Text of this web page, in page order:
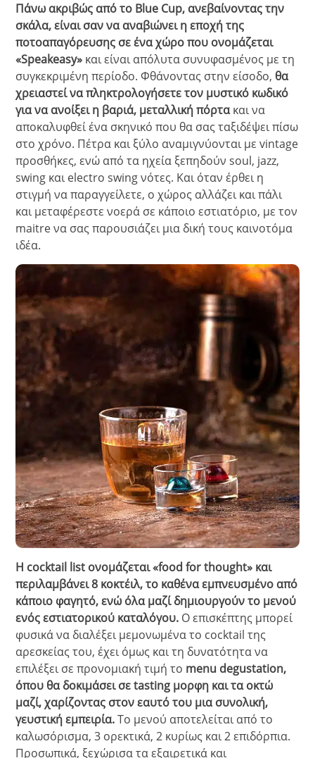
Πάνω ακριβώς από το Blue Cup, ανεβαίνοντας την
σκάλα, είναι σαν να αναβιώνει η εποχή της
ποτοαπαγόρευσης σε ένα χώρο που ονομάζεται
«Speakeasy» και είναι απόλυτα συνυφασμένος με τη
συγκεκριμένη περίοδο. Φθάνοντας στην είσοδο, θα
χρειαστεί να πληκτρολογήσετε τον μυστικό κωδικό
για να ανοίξει η βαριά, μεταλλική πόρτακαι να
αποκαλυφθεί ένα σκηνικό που θα σας ταξιδέψει πίσω
στο χρόνο. Πέτρα και ξύλο αναμιγνύονται με vintage
προσθήκες, ενώ από τα ηχεία ξεπηδούν soul, jazz,
swing και electro swing νότες. Και όταν έρθει η
στιγμή να παραγγείλετε, ο χώρος αλλάζει και πάλι
και μεταφέρεστε νοερά σε κάποιο εστιατόριο, με τον
maitre να σας παρουσιάζει μια δική τους καινοτόμα
ιδέα.
Η cocktail list ονομάζεται «food for thought» και
περιλαμβάνει 8 κοκτέιλ, το καθένα εμπνευσμένο από
κάποιο φαγητό, ενώ όλα μαζί δημιουργούν το μενού
ενός εστιατορικού καταλόγου. Ο επισκέπτης μπορεί
φυσικά να διαλέξει μεμονωμένα το cocktail της
αρεσκείας του, έχει όμως και τη δυνατότητα να
επιλέξει σε προνομιακή τιμή το menu degustation,
όπου θα δοκιμάσει σε tasting μορφη και τα οκτώ
μαζί, χαρίζοντας στον εαυτό του μια συνολική,
γευστική εμπειρία.To μενού αποτελείται από το
καλωσόρισμα, 3 ορεκτικά, 2 κυρίως και 2 επιδόρπια.
Προσωπικά, ξεχώρισα τα εξαιρετικά και